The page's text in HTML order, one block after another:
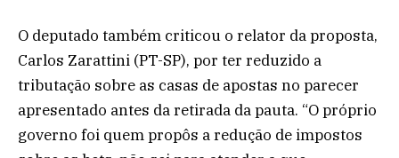
O deputado também criticou o relator da proposta,
Carlos Zarattini (PT-SP), por ter reduzido a
tributação sobre as casas de apostas no parecer
apresentado antes da retirada da pauta. “O próprio
governo foi quem propôs a redução de impostos